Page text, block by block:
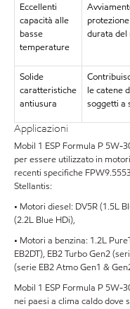
Eccellenti
capacità alle
basse
temperature
durata del
Solide
caratteristiche
antiusura
le catene
soggetti a
Applicazioni
Mobil 1 ESP Formula P 5W-
per essere utilizzato in
recenti specifiche
Stellantis:
• Motori diesel: DV5R (1.5L
(2.2L Blue HDi),
• Motori a benzina: 1.2L
EB2DT), EB2 Turbo Gen2
(serie EB2 Atmo Gen1 &
Mobil 1 ESP Formula P 5W-
nei paesi a clima caldo dove